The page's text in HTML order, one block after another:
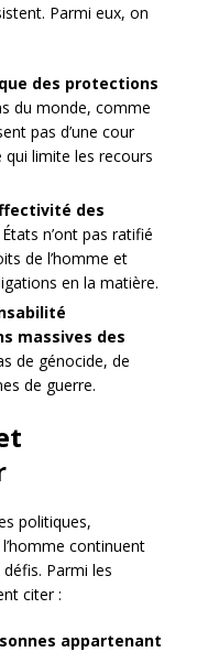
Parmi eux, on
des protections
du monde, comme
pas d’une cour
qui limite les recours
des
n’ont pas ratifié
de l’homme et
en la matière.
massives des
de génocide, de
de guerre.
politiques,
continuent
Parmi les
citer :
appartenant